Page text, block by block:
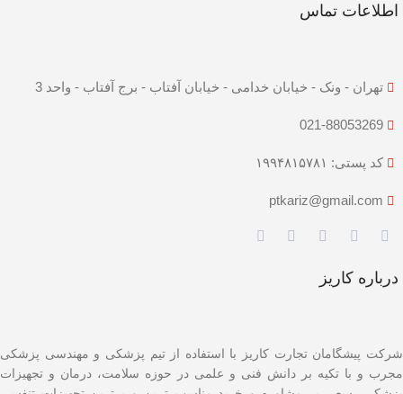
اطلاعات تماس
تهران - ونک - خیابان خدامی - خیابان آفتاب - برج آفتاب - واحد 3
021-88053269
کد پستی: ۱۹۹۴۸۱۵۷۸۱
ptkariz@gmail.com
درباره کاریز
شرکت پیشگامان تجارت کاریز با استفاده از تیم پزشکی و مهندسی پزشکی
مجرب و با تکیه بر دانش فنی و علمی در حوزه سلامت، درمان و تجهیزات